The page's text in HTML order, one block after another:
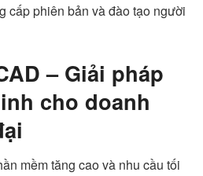
cấp phiên bản và đào tạo người
– Giải pháp
cho doanh
mềm tăng cao và nhu cầu tối